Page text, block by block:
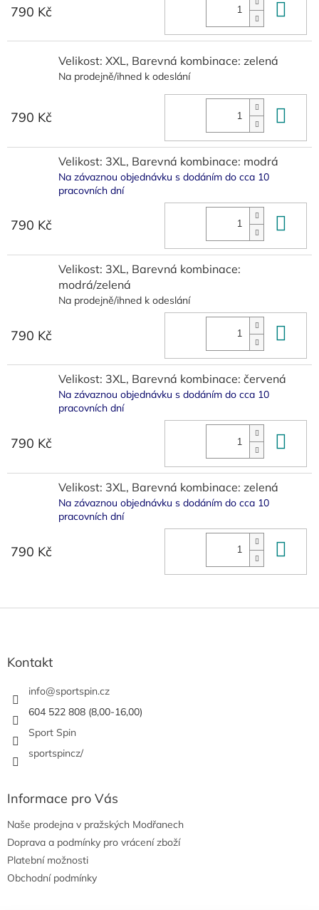
790 Kč
Velikost: XXL, Barevná kombinace: zelená
Na prodejně/ihned k odeslání
790 Kč
Velikost: 3XL, Barevná kombinace: modrá
Na závaznou objednávku s dodáním do cca 10
pracovních dní
790 Kč
Velikost: 3XL, Barevná kombinace:
modrá/zelená
Na prodejně/ihned k odeslání
790 Kč
Velikost: 3XL, Barevná kombinace: červená
Na závaznou objednávku s dodáním do cca 10
pracovních dní
790 Kč
Velikost: 3XL, Barevná kombinace: zelená
Na závaznou objednávku s dodáním do cca 10
pracovních dní
790 Kč
Z
Kontakt
info@sportspin.cz
604 522 808 (8,00-16,00)
Sport Spin
sportspincz/
Informace pro Vás
Naše prodejna v pražských Modřanech
Doprava a podmínky pro vrácení zboží
Platební možnosti
Obchodní podmínky